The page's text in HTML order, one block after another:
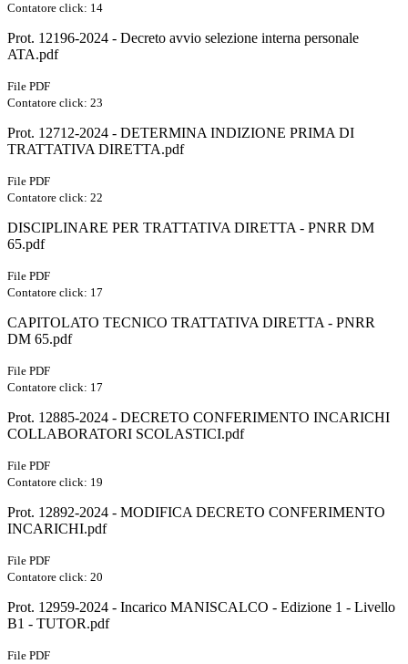
Contatore click: 14
Prot. 12196-2024 - Decreto avvio selezione interna personale
ATA.pdf
File PDF
Contatore click: 23
Prot. 12712-2024 - DETERMINA INDIZIONE PRIMA DI
TRATTATIVA DIRETTA.pdf
File PDF
Contatore click: 22
DISCIPLINARE PER TRATTATIVA DIRETTA - PNRR DM
65.pdf
File PDF
Contatore click: 17
CAPITOLATO TECNICO TRATTATIVA DIRETTA - PNRR
DM 65.pdf
File PDF
Contatore click: 17
Prot. 12885-2024 - DECRETO CONFERIMENTO INCARICHI
COLLABORATORI SCOLASTICI.pdf
File PDF
Contatore click: 19
Prot. 12892-2024 - MODIFICA DECRETO CONFERIMENTO
INCARICHI.pdf
File PDF
Contatore click: 20
Prot. 12959-2024 - Incarico MANISCALCO - Edizione 1 - Livello
B1 - TUTOR.pdf
File PDF